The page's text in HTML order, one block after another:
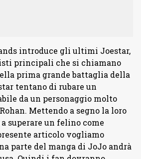
introduce gli ultimi Joestar,
principali che si chiamano
prima grande battaglia della
tentano di rubare un
da un personaggio molto
Mettendo a segno la loro
superare un felino come
articolo vogliamo
parte del manga di JoJo andrà